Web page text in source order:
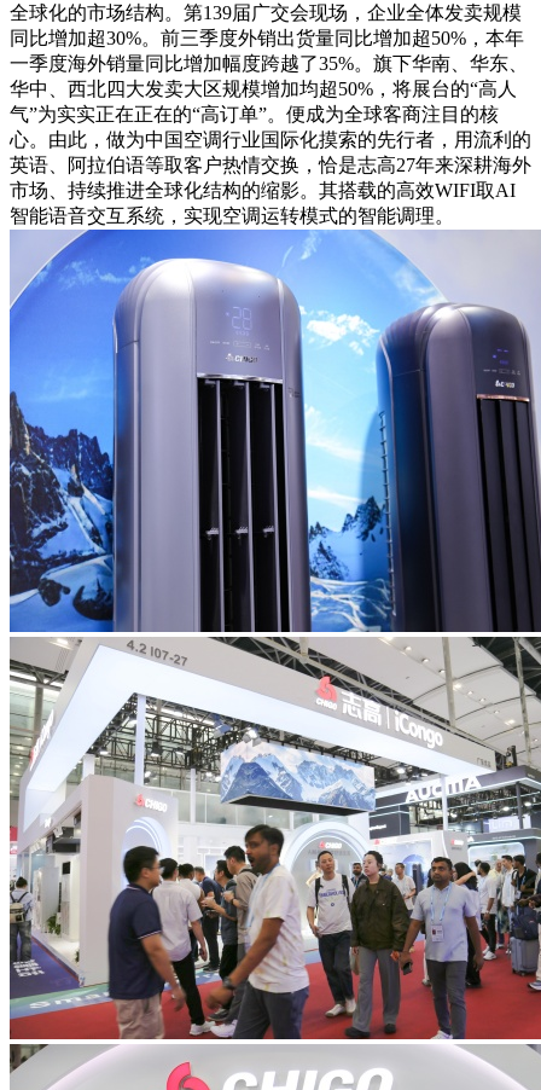
全球化的市场结构。第139届广交会现场，企业全体发卖规模
同比增加超30%。前三季度外销出货量同比增加超50%，本年
一季度海外销量同比增加幅度跨越了35%。旗下华南、华东、
华中、西北四大发卖大区规模增加均超50%，将展台的“高人
气”为实实正在正在的“高订单”。便成为全球客商注目的核
心。由此，做为中国空调行业国际化摸索的先行者，用流利的
英语、阿拉伯语等取客户热情交换，恰是志高27年来深耕海外
市场、持续推进全球化结构的缩影。其搭载的高效WIFI取AI
智能语音交互系统，实现空调运转模式的智能调理。